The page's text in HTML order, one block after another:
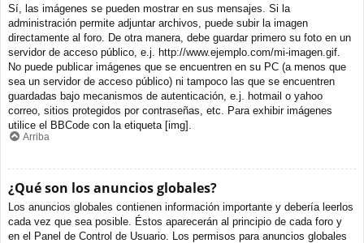
Sí, las imágenes se pueden mostrar en sus mensajes. Si la
administración permite adjuntar archivos, puede subir la imagen
directamente al foro. De otra manera, debe guardar primero su foto en un
servidor de acceso público, e.j. http://www.ejemplo.com/mi-imagen.gif.
No puede publicar imágenes que se encuentren en su PC (a menos que
sea un servidor de acceso público) ni tampoco las que se encuentren
guardadas bajo mecanismos de autenticación, e.j. hotmail o yahoo
correo, sitios protegidos por contraseñas, etc. Para exhibir imágenes
utilice el BBCode con la etiqueta [img].
Arriba
¿Qué son los anuncios globales?
Los anuncios globales contienen información importante y debería leerlos
cada vez que sea posible. Éstos aparecerán al principio de cada foro y
en el Panel de Control de Usuario. Los permisos para anuncios globales